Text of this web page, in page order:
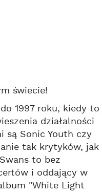
świecie!
1997 roku, kiedy to
działalności
są Sonic Youth czy
tak krytyków, jak
to bez
i oddający w
"White Light